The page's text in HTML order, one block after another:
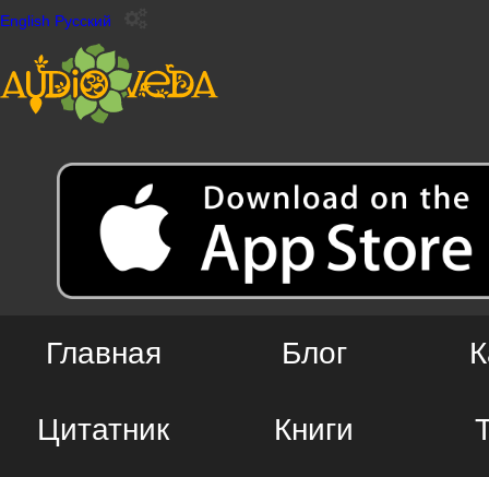
English Русский
Главная Блог
Цитатник Книги